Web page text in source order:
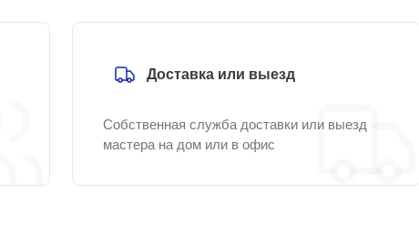
Доставка или выезд
Собственная служба доставки или выезд
мастера на дом или в офис